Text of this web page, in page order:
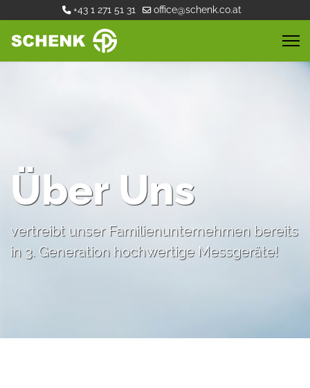
+43 1 271 51 31 office@schenk.co.at
Über Uns
vertreibt unser Familienunternehmen bereits
in 3. Generation hochwertige Messgeräte!